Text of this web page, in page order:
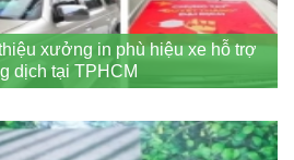
xưởng in phù hiệu xe hỗ trợ
dịch tại TPHCM